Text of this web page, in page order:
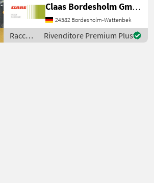
1, 25 m Presskammerbreite
1, 20 m / in
Serienausrüstung: Pickup:
Aufnahmebreite 2, 10 m / 4
Claas Bordesholm GmbH
24582 Bordesholm-Wattenbek
Raccolta
mangimi
Rivenditore Premium Plus